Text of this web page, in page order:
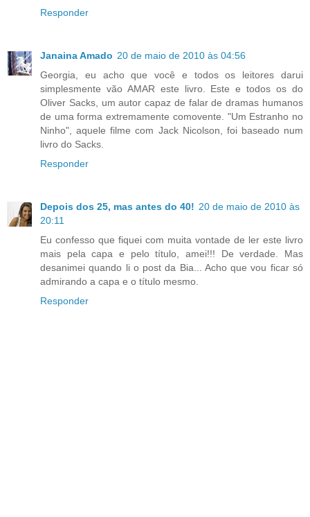
Responder
Janaina Amado 20 de maio de 2010 às 04:56
Georgia, eu acho que você e todos os leitores darui
simplesmente vão AMAR este livro. Este e todos os do
Oliver Sacks, um autor capaz de falar de dramas humanos
de uma forma extremamente comovente. "Um Estranho no
Ninho", aquele filme com Jack Nicolson, foi baseado num
livro do Sacks.
Responder
Depois dos 25, mas antes do 40! 20 de maio de 2010 às
20:11
Eu confesso que fiquei com muita vontade de ler este livro
mais pela capa e pelo título, amei!!! De verdade. Mas
desanimei quando li o post da Bia... Acho que vou ficar só
admirando a capa e o título mesmo.
Responder